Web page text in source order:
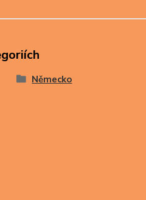
Německo